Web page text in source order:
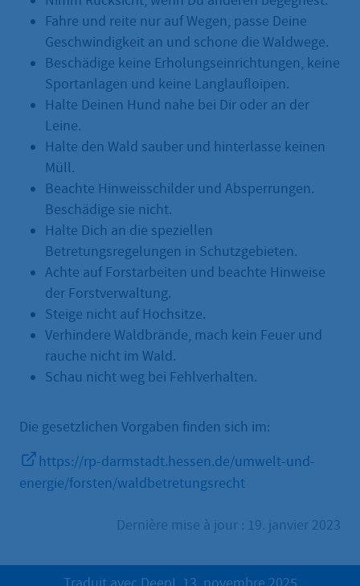
Fahre und reite nur auf Wegen, passe Deine
Geschwindigkeit an und schone die Waldwege.
Beschädige keine Erholungseinrichtungen, keine
Sportanlagen und keine Langlaufloipen.
Halte Deinen Hund nahe bei Dir oder an der
Leine.
Halte den Wald sauber und hinterlasse keinen
Müll.
Beachte Hinweisschilder und Absperrungen.
Beschädige sie nicht.
Halte Dich an die speziellen
Betretungsregelungen in Schutzgebieten.
Achte auf Forstarbeiten und beachte Hinweise
der Forstverwaltung.
Steige nicht auf Hochsitze.
Verhindere Waldbrände, mach kein Feuer und
rauche nicht im Wald.
Schau nicht weg bei Fehlverhalten.
Die gesetzlichen Vorgaben finden sich im:
https://rp-darmstadt.hessen.de/umwelt-und-
energie/forsten/waldbetretungsrecht
Dernière mise à jour : 19. janvier 2023